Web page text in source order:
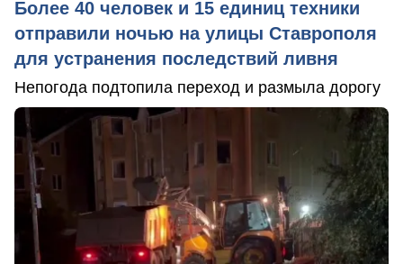
Более 40 человек и 15 единиц техники
отправили ночью на улицы Ставрополя
для устранения последствий ливня
Непогода подтопила переход и размыла дорогу